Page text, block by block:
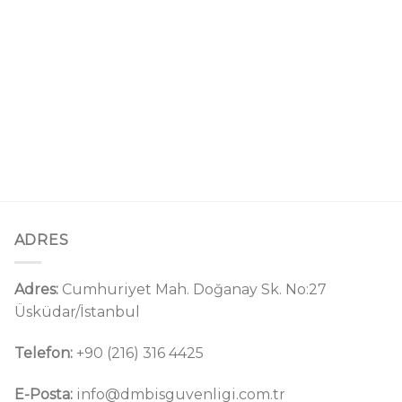
ADRES
Adres:Cumhuriyet Mah. Doğanay Sk. No:27
Üsküdar/İstanbul
Telefon:+90 (216) 316 4425
E-Posta:info@dmbisguvenligi.com.tr